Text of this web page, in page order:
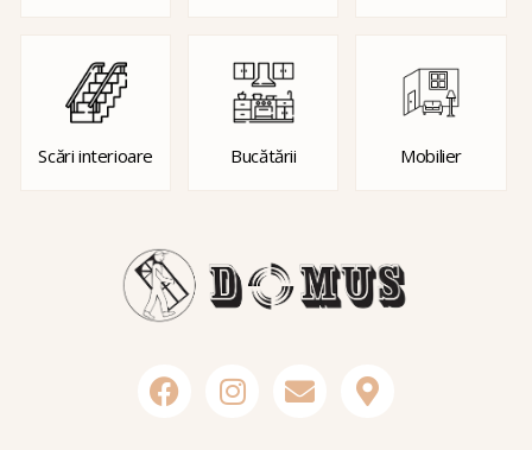
Scări interioare Bucătării Mobilier